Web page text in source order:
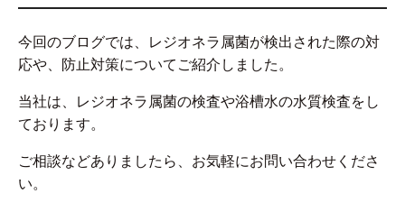
今回のブログでは、レジオネラ属菌が検出された際の対
応や、防止対策についてご紹介しました。
当社は、レジオネラ属菌の検査や浴槽水の水質検査をし
ております。
ご相談などありましたら、お気軽にお問い合わせくださ
い。